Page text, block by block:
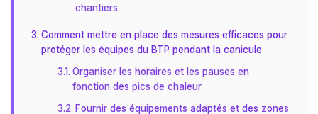
chantiers
Comment mettre en place des mesures efficaces pour
protéger les équipes du BTP pendant la canicule
Organiser les horaires et les pauses en
fonction des pics de chaleur
Fournir des équipements adaptés et des zones